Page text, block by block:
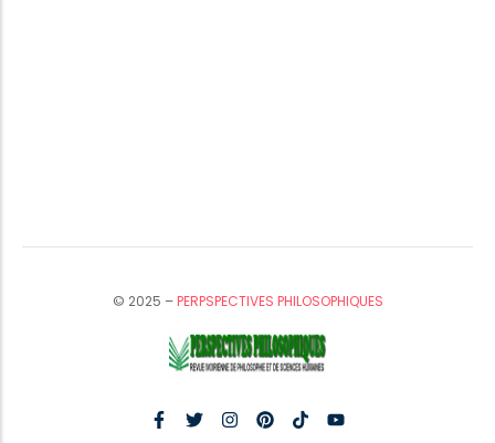
© 2025 –PERPSPECTIVES PHILOSOPHIQUES